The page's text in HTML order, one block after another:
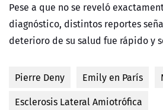
Pese a que no se reveló
diagnóstico, distintos reportes
deterioro de su salud fue rápido y
Pierre Deny Emily en París
Esclerosis Lateral Amiotrófica